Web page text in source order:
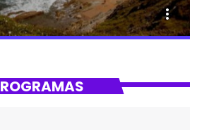
more_vert